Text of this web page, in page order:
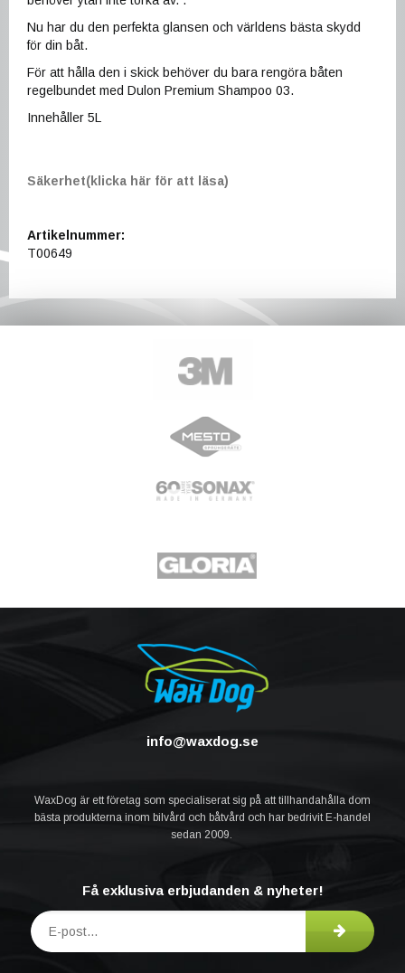
Nu har du den perfekta glansen och världens bästa skydd
för din båt.
För att hålla den i skick behöver du bara rengöra båten
regelbundet med Dulon Premium Shampoo 03.
Innehåller 5L
Säkerhet(klicka här för att läsa)
Artikelnummer:
T00649
info@waxdog.se
WaxDog är ett företag som specialiserat sig på att tillhandahålla dom
bästa produkterna inom bilvård och båtvård och har bedrivit E-handel
sedan 2009.
Få exklusiva erbjudanden & nyheter!